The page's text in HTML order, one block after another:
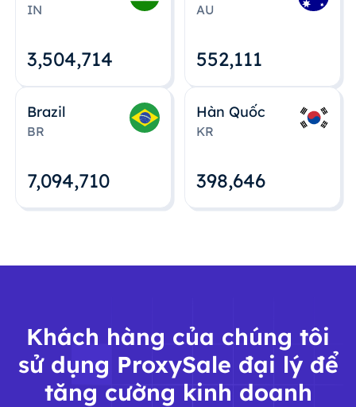
IN
3,504,715
AU
552,112
Brazil
BR
7,094,712
Hàn Quốc
KR
398,648
Khách hàng của chúng tôi
sử dụng ProxySale đại lý để
tăng cường kinh doanh